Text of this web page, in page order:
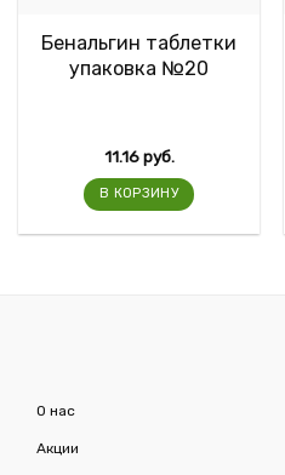
Бенальгин таблетки
упаковка №20
11.16руб.
В КОРЗИНУ
О нас
Акции